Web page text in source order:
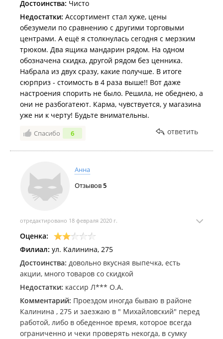
Достоинства: Чисто
Недостатки: Ассортимент стал хуже, цены
обезумели по сравнению с другими торговыми
центрами. А ещё я столкнулась сегодня с мерзким
трюком. Два ящика мандарин рядом. На одном
обозначена скидка, другой рядом без ценника.
Набрала из двух сразу, какие получше. В итоге
сюрприз - стоимость в 4 раза выше!! Вот даже
настроения спорить не было. Решила, не обеднею, а
они не разбогатеют. Карма, чувствуется, у магазина
уже ни к черту! Будьте внимательны.
Спасибо 6 ответить
Анна
Отзывов5
отредактировано 18 февраля 2020 г.
Оценка:
Филиал: ул. Калинина, 275
Достоинства: довольно вкусная выпечка, есть
акции, много товаров со скидкой
Недостатки: кассир Л*** О.А.
Комментарий: Проездом иногда бываю в районе
Калинина , 275 и заезжаю в " Михайловский" перед
работой, либо в обеденное время, которое всегда
ограниченно и чеки проверять некогда, в сумку